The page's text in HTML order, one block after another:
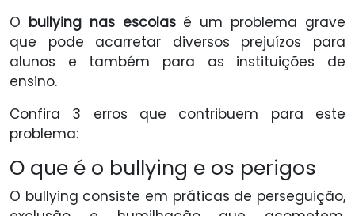
O bullying nas escolasé um problema grave
que pode acarretar diversos prejuízos para
alunos e também para as instituições de
ensino.
Confira 3 erros que contribuem para este
problema:
O que é o bullying e os perigos
O bullying consiste em práticas de perseguição,